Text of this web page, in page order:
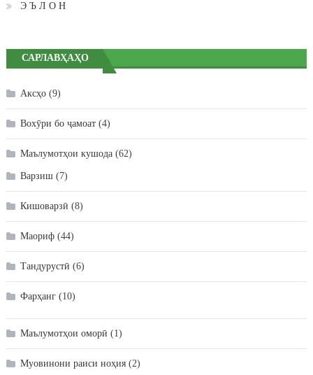
Э Ъ Л О Н
САРЛАВҲАҲО
Аксҳо(9)
Вохӯри бо ҷамоат(4)
Маълумотҳои кушода(62)
Варзиш(7)
Кишоварзӣ (8)
Маориф(44)
Тандурустӣ (6)
Фарҳанг(10)
Маълумотҳои оморӣ (1)
Муовинони раиси ноҳия(2)